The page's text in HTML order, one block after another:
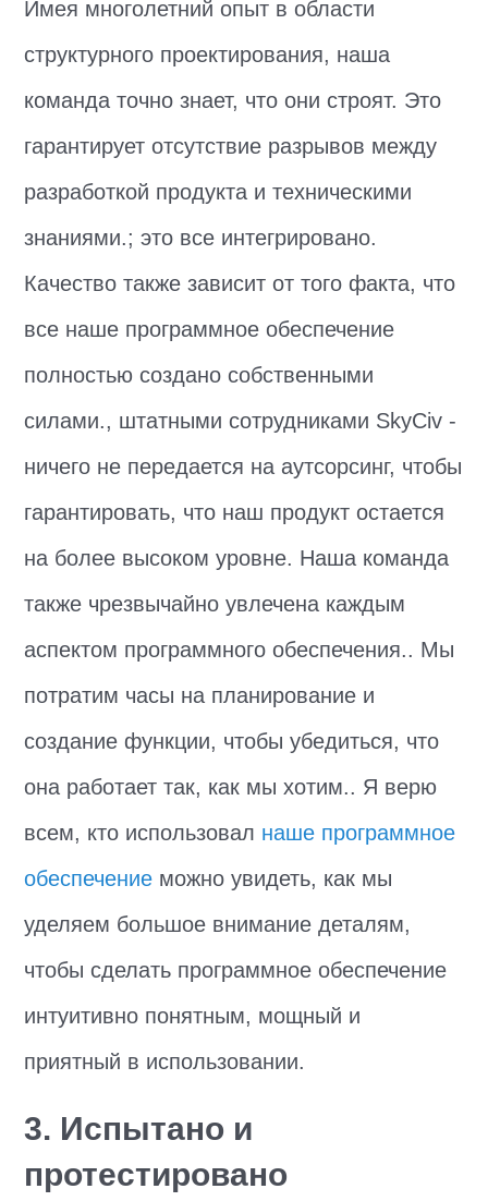
Имея многолетний опыт в области
структурного проектирования, наша
команда точно знает, что они строят. Это
гарантирует отсутствие разрывов между
разработкой продукта и техническими
знаниями.; это все интегрировано.
Качество также зависит от того факта, что
все наше программное обеспечение
полностью создано собственными
силами., штатными сотрудниками SkyCiv -
ничего не передается на аутсорсинг, чтобы
гарантировать, что наш продукт остается
на более высоком уровне. Наша команда
также чрезвычайно увлечена каждым
аспектом программного обеспечения.. Мы
потратим часы на планирование и
создание функции, чтобы убедиться, что
она работает так, как мы хотим.. Я верю
всем, кто использовал наше программное
обеспечение можно увидеть, как мы
уделяем большое внимание деталям,
чтобы сделать программное обеспечение
интуитивно понятным, мощный и
приятный в использовании.
3. Испытано и
протестировано